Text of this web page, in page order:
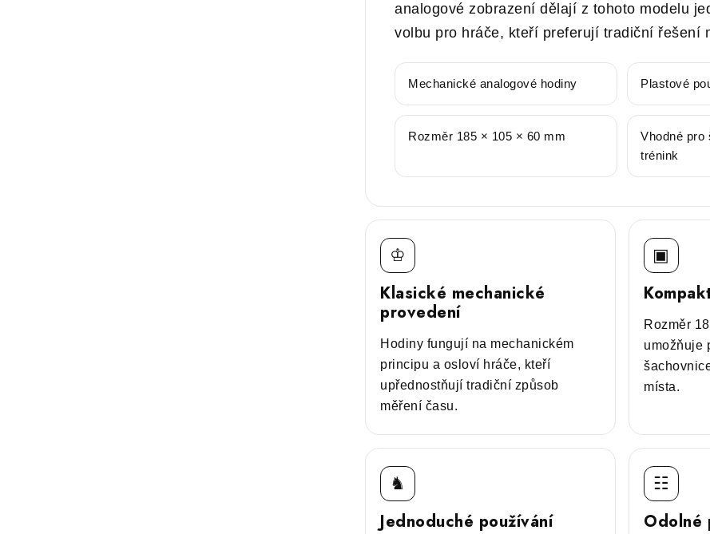
analogové zobrazení dělají z tohoto modelu
volbu pro hráče, kteří preferují tradiční řešení
Mechanické analogové hodiny Plastové
Rozměr 185 × 105 × 60 mm
Vhodné pro
trénink
♔
Klasické mechanické
provedení
Hodiny fungují na mechanickém
principu a osloví hráče, kteří
upřednostňují tradiční způsob
měření času.
▣
Rozměr
umožňuje
místa.
♞
Jednoduché používání
☷
Odolné